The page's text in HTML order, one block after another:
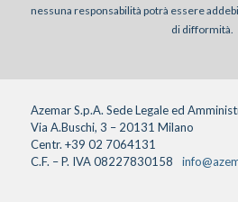
nessuna responsabilità potrà essere
di difformità.
Azemar S.p.A. Sede Legale ed
Via A.Buschi, 3 – 20131 Milano
Centr. +39 02 7064131
C.F. – P. IVA 08227830158